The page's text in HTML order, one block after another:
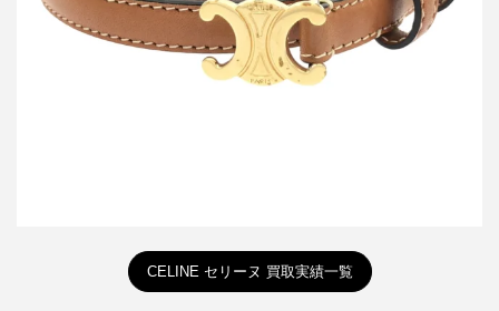
詳しく見る
CELINE セリーヌ 買取実績一覧